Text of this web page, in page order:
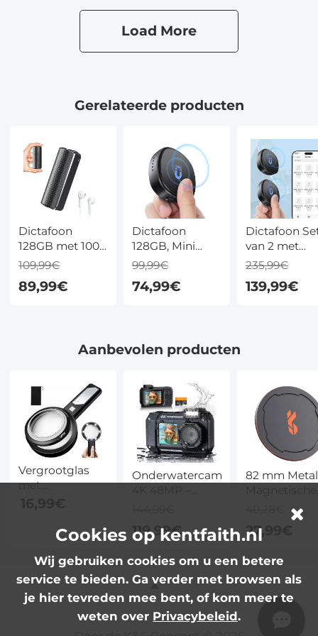
Load More
Gerelateerde producten
Dictafoon
128GB met 1000
Uur Opname,
Spraakactivatie,
DSP-
109,99€
89,99€
Dictafoon
128GB, Mini
Voice Recorder
met
Spraakactivatie,
99,99€
74,99€
Dictafoon
van 2 met
128GB per
Recorder,
235,99€
139,99€
Aanbevolen producten
Vergrootglas
met
6X, 9X, 15X
vergroting, 6
dimbare LED, 2
UV LED-
verlichting voor
lezen, ouderen,
ambachten,
Onderwatercamera
dubbel scherm,
& 2500mAh –
voor snorkelen,
zwemmen en
kinderen
119,99€
82 mm
Lensdop
27,99€
Cookies op kentfaith.nl
Wij gebruiken cookies om u een betere
service te bieden. Ga verder met browsen als
je hier tevreden mee bent, of kom meer te
weten over Privacybeleid.